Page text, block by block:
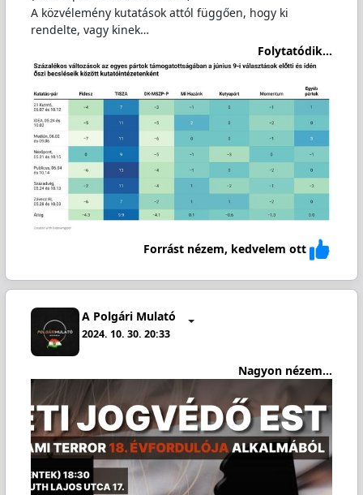
A közvélemény kutatások attól függően, hogy ki
rendelte, vagy kinek…
Folytatódik...
Forrást nézem, kedvelem ott
A Polgári Mulató
2024. 10. 30. 20:33
Nagyon nézem...